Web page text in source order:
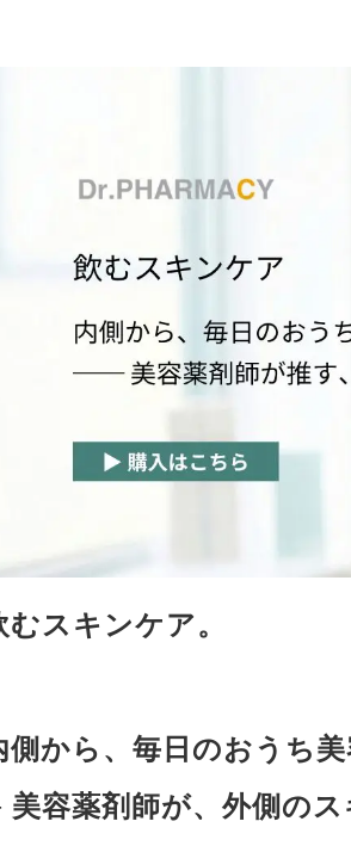
むスキンケア。
側から、毎日のおうち
美容薬剤師が、外側の